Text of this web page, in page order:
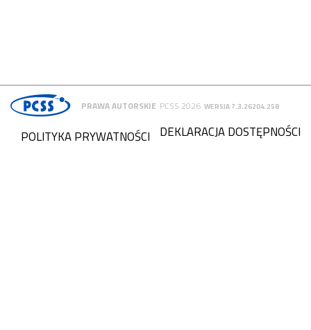
PRAWA AUTORSKIE PCSS 2026 WERSJA 7.3.26204.258
DEKLARACJA DOSTĘPNOŚCI
POLITYKA PRYWATNOŚCI